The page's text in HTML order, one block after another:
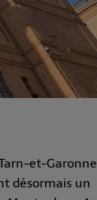
et-Garonne
désormais un